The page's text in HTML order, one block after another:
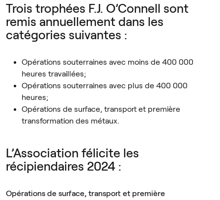
Trois trophées F.J. O’Connell sont
remis annuellement dans les
catégories suivantes :
Opérations souterraines avec moins de 400 000
heures travaillées;
Opérations souterraines avec plus de 400 000
heures;
Opérations de surface, transport et première
transformation des métaux.
L’Association félicite les
récipiendaires 2024 :
Opérations de surface, transport et première